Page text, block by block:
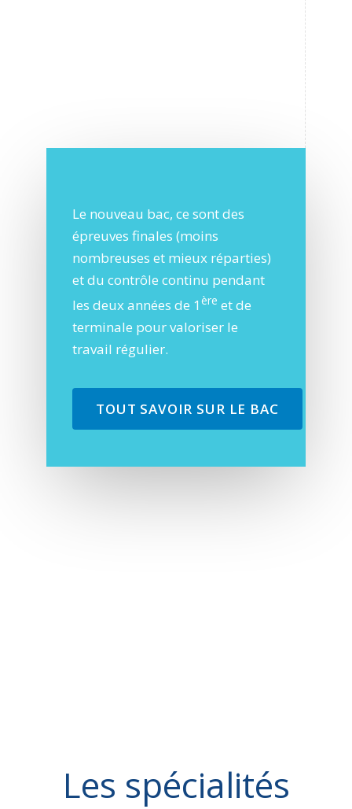
Le nouveau bac, ce sont des
épreuves finales (moins
nombreuses et mieux réparties)
et du contrôle continu pendant
les deux années de 1 ère et de
terminale pour valoriser le
travail régulier.
TOUT SAVOIR SUR LE BAC
Les spécialités